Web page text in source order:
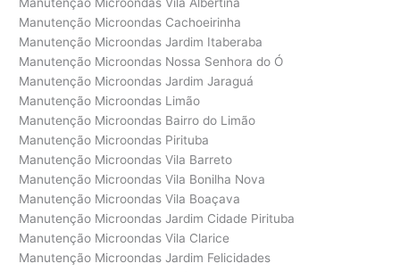
Manutenção Microondas Vila Albertina
Manutenção Microondas Cachoeirinha
Manutenção Microondas Jardim Itaberaba
Manutenção Microondas Nossa Senhora do Ó
Manutenção Microondas Jardim Jaraguá
Manutenção Microondas Limão
Manutenção Microondas Bairro do Limão
Manutenção Microondas Pirituba
Manutenção Microondas Vila Barreto
Manutenção Microondas Vila Bonilha Nova
Manutenção Microondas Vila Boaçava
Manutenção Microondas Jardim Cidade Pirituba
Manutenção Microondas Vila Clarice
Manutenção Microondas Jardim Felicidades